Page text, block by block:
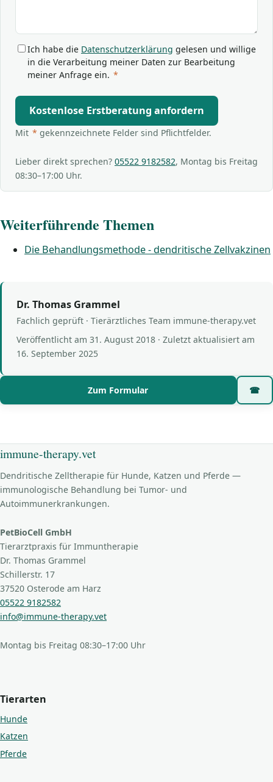
Ich habe die Datenschutzerklärung gelesen und willige
in die Verarbeitung meiner Daten zur Bearbeitung
meiner Anfrage ein. *
Kostenlose Erstberatung anfordern
Mit * gekennzeichnete Felder sind Pflichtfelder.
Lieber direkt sprechen? 05522 9182582, Montag bis Freitag
08:30–17:00 Uhr.
Weiterführende Themen
Die Behandlungsmethode - dendritische Zellvakzinen
Dr. Thomas Grammel
Fachlich geprüft · Tierärztliches Team immune-therapy.vet
Veröffentlicht am 31. August 2018 · Zuletzt aktualisiert am
16. September 2025
Zum Formular ☎
immune-therapy.vet
Dendritische Zelltherapie für Hunde, Katzen und Pferde —
immunologische Behandlung bei Tumor- und
Autoimmunerkrankungen.
PetBioCell GmbH
Tierarztpraxis für Immuntherapie
Dr. Thomas Grammel
Schillerstr. 17
37520 Osterode am Harz
05522 9182582
info@immune-therapy.vet
Montag bis Freitag 08:30–17:00 Uhr
Tierarten
Hunde
Katzen
Pferde